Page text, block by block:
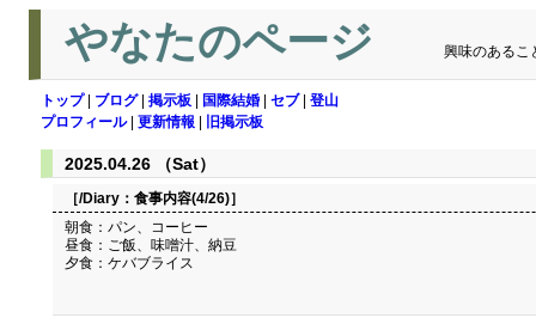
やなたのページ 興味のあるこ
トップ| ブログ| 掲示板 国際結婚 セブ| 登山
プロフィール| 更新情報 旧掲示板
2025.04.26 （Sat）
［/Diary： 食事内容(4/26)］
朝食：パン、コーヒー
昼食：ご飯、味噌汁、納豆
夕食：ケバブライス